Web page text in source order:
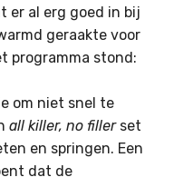
er al erg goed in bij
geraakte voor
programma stond:
om niet snel te
all killer, no filler set
en springen. Een
dat de